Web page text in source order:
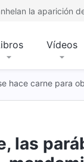
la aparición
Vídeos
hace carne para
las